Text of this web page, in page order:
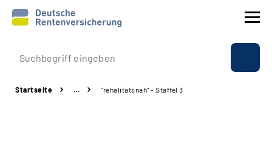
Prävention
Startseite … "rehalitätsnah" - Staffel 3